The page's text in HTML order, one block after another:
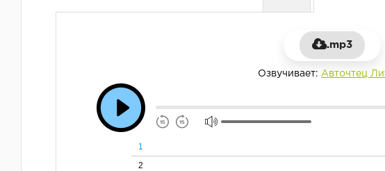
.mp3
Озвучивает: Авточтец
1
2